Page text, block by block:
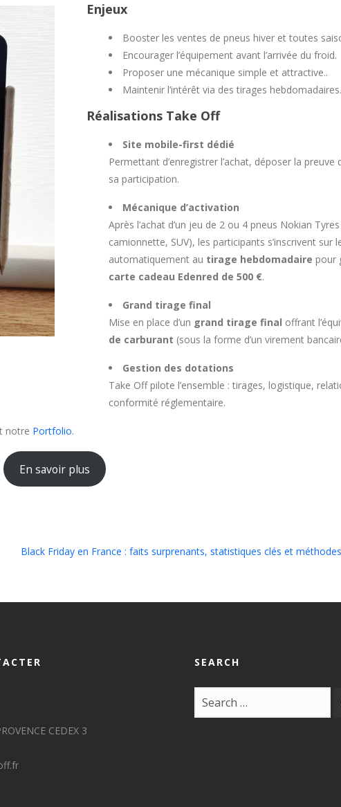
Enjeux
Booster les ventes de pneus hiver et toutes
Encourager l’équipement avant l’arrivée du froid.
Proposer une mécanique simple et attractive..
Maintenir l’intérêt via des tirages hebdomadaires.
Réalisations Take Off
Site mobile-first dédié
Permettant d’enregistrer l’achat, déposer la preuve
sa participation.
Mécanique d’activation
Après l’achat d’un jeu de 2 ou 4 pneus Nokian
camionnette, SUV), les participants s’inscrivent sur
automatiquement au tirage hebdomadaire pour
carte cadeau Edenred de 500 €.
Grand tirage final
Mise en place d’un grand tirage final offrant
de carburant (sous la forme d’un virement
Gestion des dotations
Take Off pilote l’ensemble : tirages, logistique,
conformité réglementaire.
notre Portfolio.
En savoir plus
Black Friday en France : faits surprenants, statistiques clés et
CEDEX 3
SEARCH